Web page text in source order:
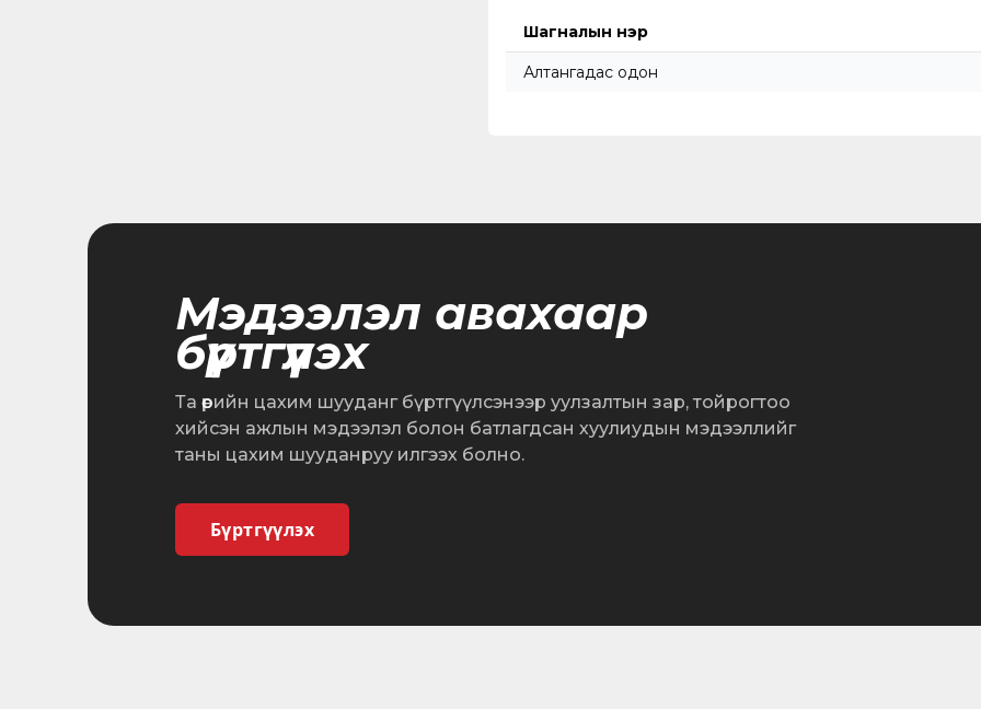
Шагналын нэр
Алтангадас одон
Мэдээлэл авахаар
бүртгүүлэх
Та өөрийн цахим шууданг бүртгүүлсэнээр уулзалтын зар, тойрогтоо
хийсэн ажлын мэдээлэл болон батлагдсан хуулиудын мэдээллийг
таны цахим шууданруу илгээх болно.
Бүртгүүлэх